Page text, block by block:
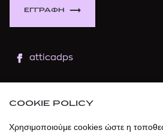
ΕΓΓΡΑΦΗ
atticadps
atticadps
COOKIE POLICY
Χρησιμοποιούμε cookies ώστε η